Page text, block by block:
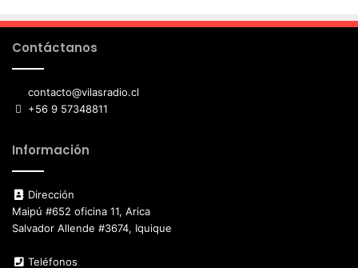
Contáctanos
contacto@vilasradio.cl
+56 9 57348811
Información
Dirección
Maipú #652 oficina 11, Arica
Salvador Allende #3674, Iquique
Teléfonos